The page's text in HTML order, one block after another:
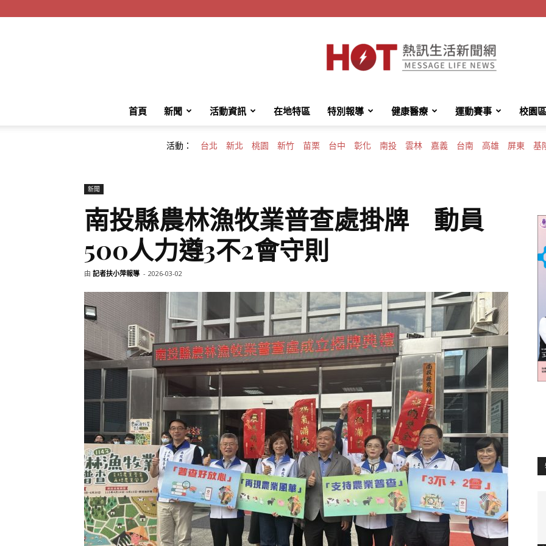
HotMessage
生
活
新
首頁 新聞 活動資訊 在地特區 特別報導 健康醫療 運動賽事 校園區
活動： 台北 新北 桃園 新竹 苗栗 台中 彰化 南投 雲林 嘉義 台南 高雄 屏東 基
新聞
南投縣農林漁牧業普查處掛牌 動員
500人力遵3不2會守則
由 記者扶小萍報導 - 2026-03-02